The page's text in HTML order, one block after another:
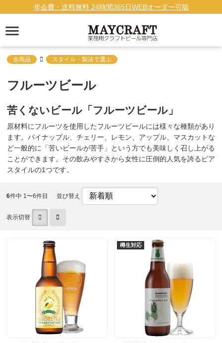
年会費・送料無料 24時間365日WEBオーダー可能
全商品 スタイル・製法で選ぶ
フルーツビール
苦くないビール「フルーツビール」
原材料にフルーツを使用したフルーツビールには様々な種類があり
ます。パイナップル、チェリー、レモン、アップル、マスカットな
ど一般的に「苦いビールが苦手」という方でも美味しく召し上がる
ことができます。その飲みやすさから女性に圧倒的人気を誇るビア
スタイルの1つです。
6件中 1〜6件目 並び替え
表示切替
樽生対応